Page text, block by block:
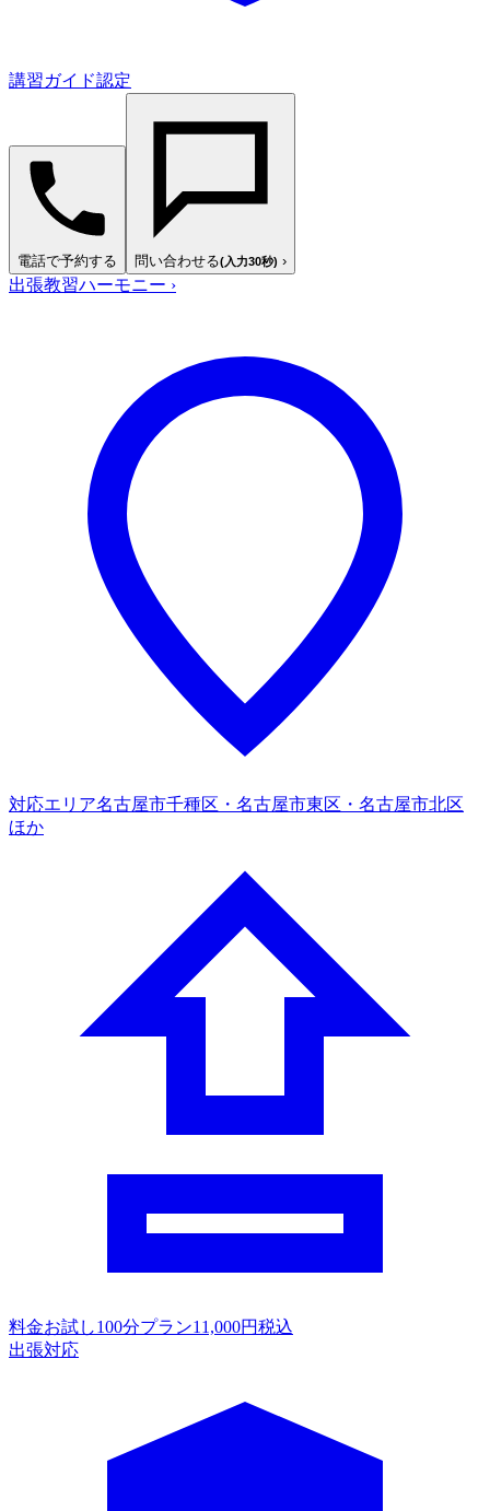
講習ガイド認定
電話で予約する 問い合わせる(入力30秒) ›
出張教習ハーモニー ›
対応エリア名古屋市千種区・名古屋市東区・名古屋市北区
ほか
料金お試し100分プラン11,000円税込
出張対応